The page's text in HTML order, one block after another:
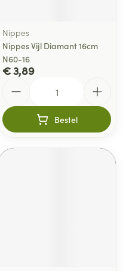
Nippes
Nippes Vijl Diamant 16cm
N60-16
€ 3,89
Bestel